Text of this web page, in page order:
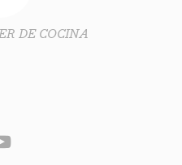
DE COCINA